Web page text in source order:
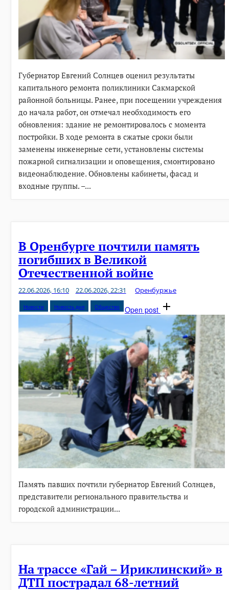
Губернатор Евгений Солнцев оценил результаты
капитального ремонта поликлиники Сакмарской
районной больницы. Ранее, при посещении учреждения
до начала работ, он отмечал необходимость его
обновления: здание не ремонтировалось с момента
постройки. В ходе ремонта в сжатые сроки были
заменены инженерные сети, установлены системы
пожарной сигнализации и оповещения, смонтировано
видеонаблюдение. Обновлены кабинеты, фасад и
входные группы. –...
В Оренбурге почтили память
погибших в Великой
Отечественной войне
22.06.2026, 16:10 22.06.2026, 22:31 Оренбуржье
Новости Новость дня Общество Open post
Память павших почтили губернатор Евгений Солнцев,
представители регионального правительства и
городской администрации...
На трассе «Гай – Ириклинский» в
ДТП пострадал 68-летний